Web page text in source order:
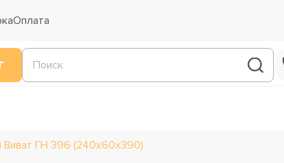
Оплата
ГН 396 (240х60х390)